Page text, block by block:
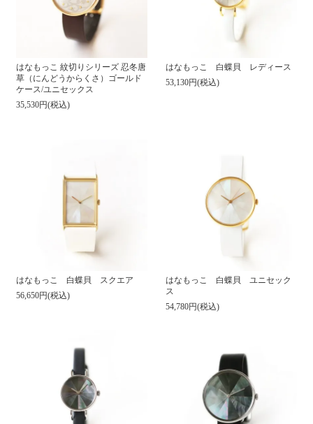
はなもっこ 紋切りシリーズ 忍冬唐
草（にんどうからくさ）ゴールド
ケース/ユニセックス
35,530円(税込)
はなもっこ 白蝶貝 レディース
53,130円(税込)
はなもっこ 白蝶貝 スクエア
56,650円(税込)
はなもっこ 白蝶貝 ユニセック
ス
54,780円(税込)